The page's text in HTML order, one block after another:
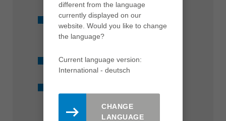
Für alle gängigen Maschinen
geeignet
Ab Lager verfügbar
different from the language
currently displayed on our
website. Would you like to change
the language?
Current language version:
International - deutsch
CHANGE
LANGUAGE